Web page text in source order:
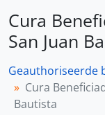
Cura
San Juan
Geauthoriseerde
Cura
Bautista